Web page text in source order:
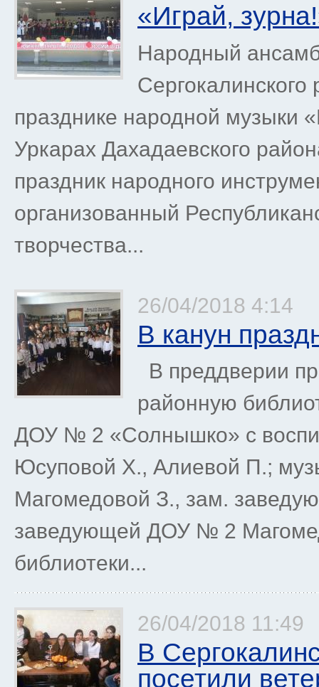
«Играй,
Народный
празднике народной музыки
Уркарах Дахадаевского
праздник народного
организованный
творчества...
26/04/2018 4:14
В канун
В преддверии
районную
ДОУ № 2 «Солнышко» с
Юсуповой Х., Алиевой П.;
Магомедовой З., зам.
заведующей ДОУ № 2
библиотеки...
26/04/2018 11:49
В
посетили